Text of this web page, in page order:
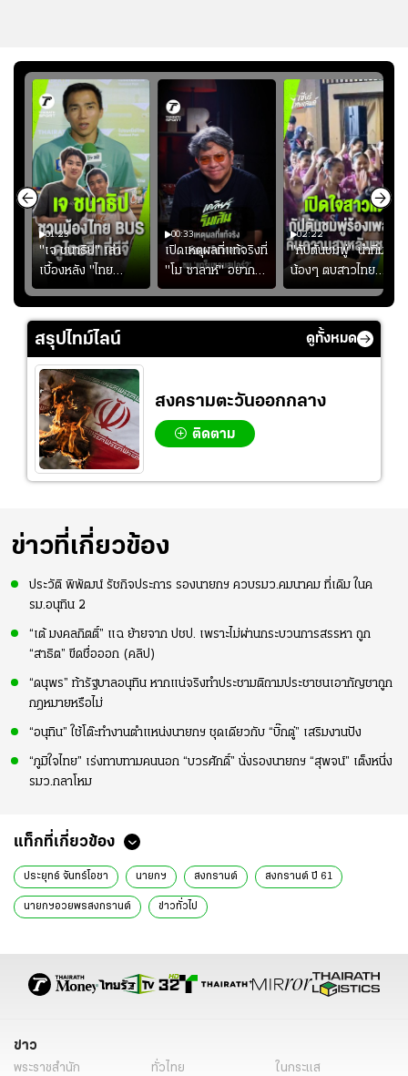
01:23
"เจ ชนาธิป" เล่า
เบื้องหลัง "ไทย
BUS" บังเอิญเจอขอ
ถ่ายรูปที่ฟู้ดแลนด์
00:33
เปิดเหตุผลที่แท้จริงที่
"โม ซาลาห์" อยาก
ย้ายซบ "แทร็บซอนส
ปอร์"
02:22
"กัปตันชมพู่" นำทีม
น้องๆ ตบสาวไทย
ปล่อยจอย โชว์ลูกคอ
สเต็ปเต้น "เปิดใจ
สาวแต"
สรุปไทม์ไลน์ ดูทั้งหมด
สงครามตะวันออกกลาง
ติดตาม
ข่าวที่เกี่ยวข้อง
ประวัติ พิพัฒน์ รัชกิจประการ รองนายกฯ ควบรมว.คมนาคม ที่เดิม ในค
รม.อนุทิน 2
“เต้ มงคลกิตติ์” แฉ ย้ายจาก ปชป. เพราะไม่ผ่านกระบวนการสรรหา ถูก
“สาธิต” ขีดชื่อออก (คลิป)
“ดนุพร” ท้ารัฐบาลอนุทิน หากแน่จริงทำประชามติถามประชาชนเอากัญชาถูก
กฎหมายหรือไม่
“อนุทิน” ใช้โต๊ะทำงานตำแหน่งนายกฯ ชุดเดียวกับ “บิ๊กตู่” เสริมงานปัง
“ภูมิใจไทย” เร่งทาบทามคนนอก “บวรศักดิ์” นั่งรองนายกฯ “สุพจน์” เต็งหนึ่ง
รมว.กลาโหม
แท็กที่เกี่ยวข้อง
ประยุทธ์ จันทร์โอชา นายกฯ สงกรานต์ สงกรานต์ ปี 61
นายกฯอวยพรสงกรานต์ ข่าวทั่วไป
ข่าว
พระราชสำนัก ทั่วไทย
ในกระแส